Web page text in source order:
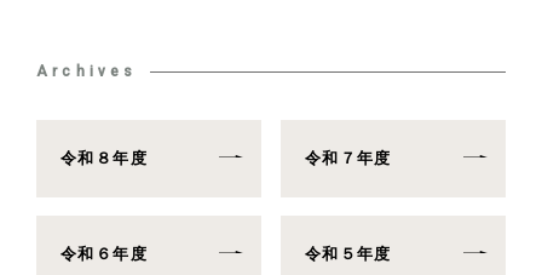
Archives
令和８年度 令和７年度
令和６年度 令和５年度